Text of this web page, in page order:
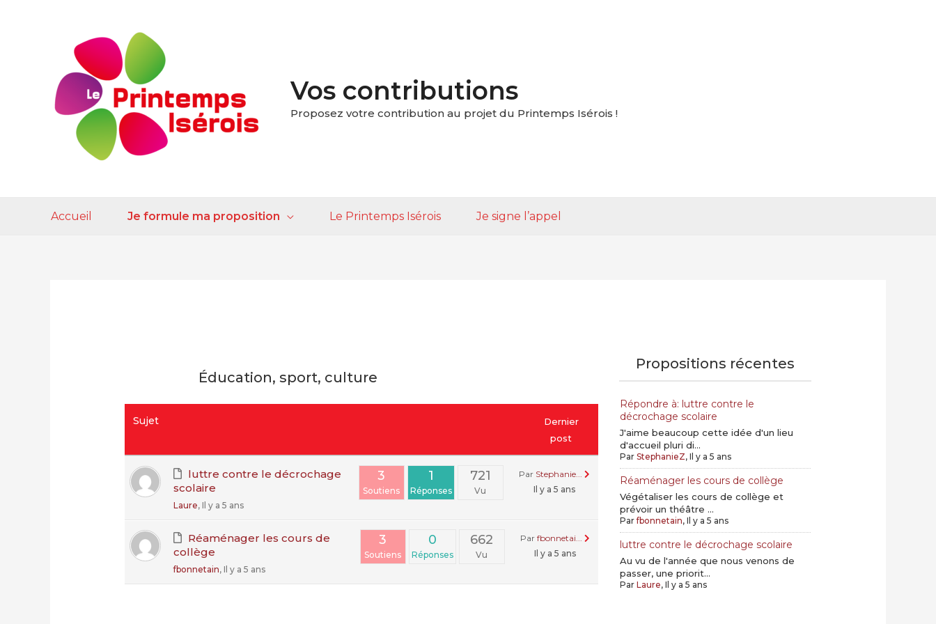
Vos contributions
Proposez votre contribution au projet du Printemps Isérois !
Accueil Je formule ma proposition Le Printemps Isérois Je signe l’appel
Éducation, sport, culture
Sujet
Dernier
post
luttre contre le décrochage
scolaire
Laure, Il y a 5 ans
3
Soutiens
1
Réponses
721
Vu
Par Stephanie...
Il y a 5 ans
Réaménager les cours de
collège
fbonnetain, Il y a 5 ans
3
Soutiens
0
Réponses
662
Vu
Par fbonnetai...
Il y a 5 ans
Propositions récentes
Répondre à: luttre contre le
décrochage scolaire
J'aime beaucoup cette idée d'un lieu
d'accueil pluri di...
ParStephanieZ, Il y a 5 ans
Réaménager les cours de collège
Végétaliser les cours de collège et
prévoir un théâtre ...
Parfbonnetain, Il y a 5 ans
luttre contre le décrochage scolaire
Au vu de l'année que nous venons de
passer, une priorit...
ParLaure, Il y a 5 ans